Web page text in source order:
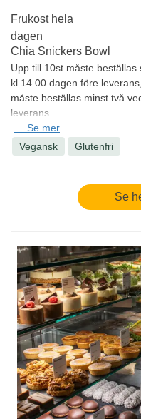
Minsta antal: 1 st
Frukost hela
dagen
Chia Snickers Bowl
Upp till 10st måste beställas
kl.14.00 dagen före
måste beställas minst två
leverans.
Chia seeds, coconut cream
milk - topped with banana,
chocolate, cacao nibs &
Minsta antal: 1 st
… Se mer
Vegansk
Glutenfri
Se